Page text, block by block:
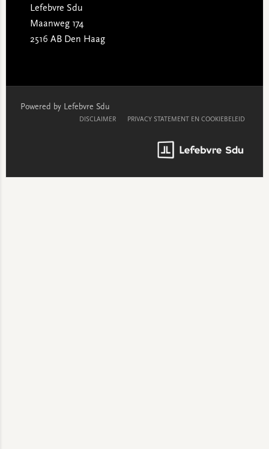
Lefebvre Sdu
Maanweg 174
2516 AB Den Haag
Powered by Lefebvre Sdu
DISCLAIMER PRIVACY STATEMENT EN COOKIEBELEID